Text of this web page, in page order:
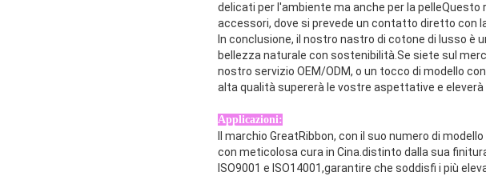
delicati per l'ambiente ma anche per la
accessori, dove si prevede un contatto diretto con
In conclusione, il nostro nastro di cotone di lusso
bellezza naturale con sostenibilità.Se siete sul
nostro servizio OEM/ODM, o un tocco di modello
alta qualità supererà le vostre aspettative e
Applicazioni:
Il marchio GreatRibbon, con il suo numero di
con meticolosa cura in Cina.distinto dalla sua
ISO9001 e ISO14001,garantire che soddisfi i più